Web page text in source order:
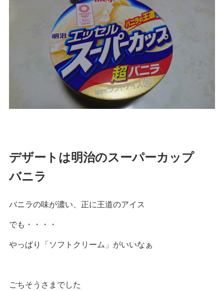
デザートは明治のスーパーカップ
バニラ
バニラの味が濃い、正に王道のアイス
でも・・・・
やっぱり「ソフトクリーム」がいいなぁ
ごちそうさまでした